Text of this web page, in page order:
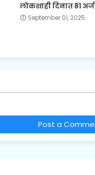
लोकशाही दिनात 81
September 01, 2025
Post a